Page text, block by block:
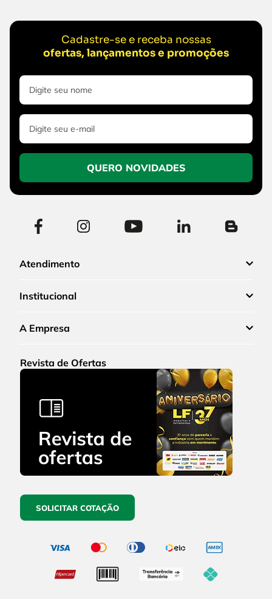
Cadastre-se e receba nossas
ofertas, lançamentos e promoções
QUERO NOVIDADES
Atendimento
Institucional
A Empresa
Revista de Ofertas
SOLICITAR COTAÇÃO